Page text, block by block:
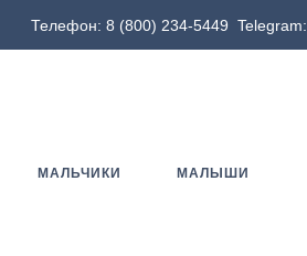
Телефон: 8 (800) 234-5449 Telegram:
МАЛЬЧИКИ МАЛЫШИ